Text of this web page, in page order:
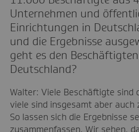
Unternehmen und
Einrichtungen in
und die Ergebnisse
geht es den
Deutschland?
Walter: Viele Beschäftigte sind
viele sind insgesamt aber auch
So lassen sich die Ergebnisse
zusammenfassen. Wir sehen,